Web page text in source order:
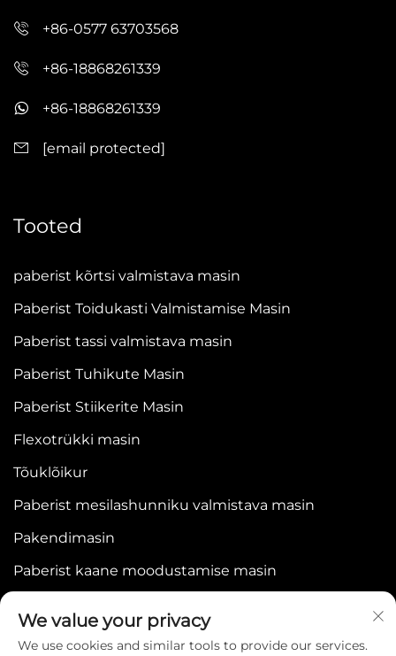
+86-0577 63703568
+86-18868261339
+86-18868261339
[email protected]
Tooted
paberist kõrtsi valmistava masin
Paberist Toidukasti Valmistamise Masin
Paberist tassi valmistava masin
Paberist Tuhikute Masin
Paberist Stiikerite Masin
Flexotrükki masin
Tõuklõikur
Paberist mesilashunniku valmistava masin
Pakendimasin
Paberist kaane moodustamise masin
We value your privacy
We use cookies and similar tools to provide our services.